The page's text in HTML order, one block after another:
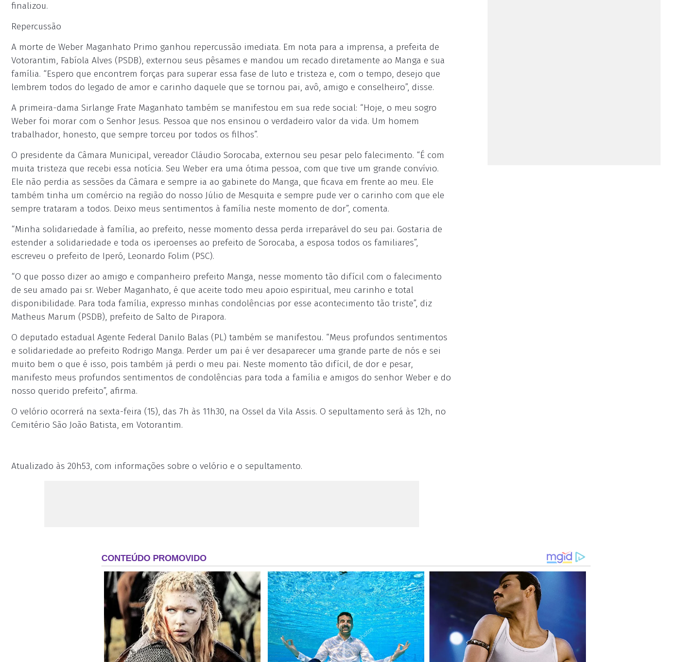
finalizou.
Repercussão
A morte de Weber Maganhato Primo ganhou repercussão imediata. Em nota para a imprensa, a prefeita de
Votorantim, Fabíola Alves (PSDB), externou seus pêsames e mandou um recado diretamente ao Manga e sua
família. “Espero que encontrem forças para superar essa fase de luto e tristeza e, com o tempo, desejo que
lembrem todos do legado de amor e carinho daquele que se tornou pai, avô, amigo e conselheiro”, disse.
A primeira-dama Sirlange Frate Maganhato também se manifestou em sua rede social: “Hoje, o meu sogro
Weber foi morar com o Senhor Jesus. Pessoa que nos ensinou o verdadeiro valor da vida. Um homem
trabalhador, honesto, que sempre torceu por todos os filhos”.
O presidente da Câmara Municipal, vereador Cláudio Sorocaba, externou seu pesar pelo falecimento. “É com
muita tristeza que recebi essa notícia. Seu Weber era uma ótima pessoa, com que tive um grande convívio.
Ele não perdia as sessões da Câmara e sempre ia ao gabinete do Manga, que ficava em frente ao meu. Ele
também tinha um comércio na região do nosso Júlio de Mesquita e sempre pude ver o carinho com que ele
sempre trataram a todos. Deixo meus sentimentos à família neste momento de dor”, comenta.
“Minha solidariedade à família, ao prefeito, nesse momento dessa perda irreparável do seu pai. Gostaria de
estender a solidariedade e toda os iperoenses ao prefeito de Sorocaba, a esposa todos os familiares”,
escreveu o prefeito de Iperó, Leonardo Folim (PSC).
“O que posso dizer ao amigo e companheiro prefeito Manga, nesse momento tão difícil com o falecimento
de seu amado pai sr. Weber Maganhato, é que aceite todo meu apoio espiritual, meu carinho e total
disponibilidade. Para toda família, expresso minhas condolências por esse acontecimento tão triste”, diz
Matheus Marum (PSDB), prefeito de Salto de Pirapora.
O deputado estadual Agente Federal Danilo Balas (PL) também se manifestou. “Meus profundos sentimentos
e solidariedade ao prefeito Rodrigo Manga. Perder um pai é ver desaparecer uma grande parte de nós e sei
muito bem o que é isso, pois também já perdi o meu pai. Neste momento tão difícil, de dor e pesar,
manifesto meus profundos sentimentos de condolências para toda a família e amigos do senhor Weber e do
nosso querido prefeito”, afirma.
O velório ocorrerá na sexta-feira (15), das 7h às 11h30, na Ossel da Vila Assis. O sepultamento será às 12h, no
Cemitério São João Batista, em Votorantim.
Atualizado às 20h53, com informações sobre o velório e o sepultamento.